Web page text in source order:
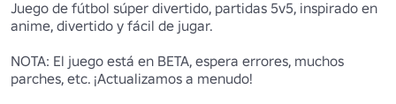
Juego de fútbol súper divertido, partidas 5v5, inspirado en
anime, divertido y fácil de jugar.
NOTA: El juego está en BETA, espera errores, muchos
parches, etc. ¡Actualizamos a menudo!